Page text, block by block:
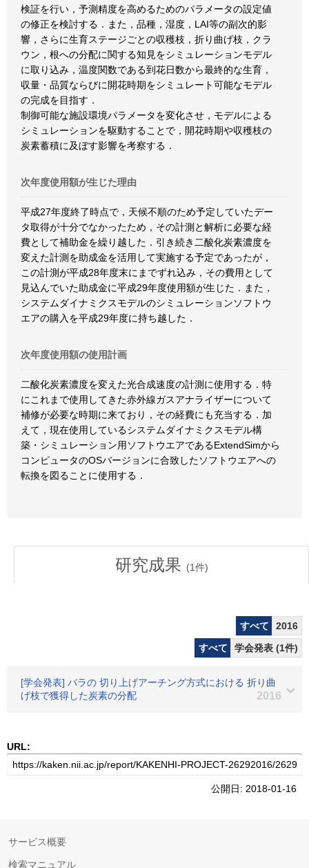
検証を行い，予測精度を高めるためのパラメータの設定値
の修正を検討する．また，品種，湿度，LAI等の副次的影
響，さらに生育ステージごとの収穫枝，折り曲げ枝，クラ
ウン，根への分配に関する知見をシミュレーションモデル
に取り込み，温度関数である到花日数から最終的な生育，
収量・品質ならびに開花時期をシミュレート可能なモデル
の完成を目指す．
制御可能な施設環境パラメータを変化させ，モデルによる
シミュレーションを駆動することで，開花時期や収穫枝の
炭素蓄積に及ぼす影響を考察する．
次年度使用額が生じた理由
平成27年度終了時点で，天候不順のため予定していたデー
タ取得が十分でなかったため，その計測と解析に必要な経
費として補助金を繰り越した．引き続き二酸化炭素濃度を
変えた計測を助成金を活用して実施する予定であったが，
この計測が平成28年度末にまでずれ込み，その費用として
見込んでいた助成金に平成29年度使用額が生じた．また，
システムダイナミクスモデルのシミュレーションソフトウ
エアの購入を平成29年度に持ち越した．
次年度使用額の使用計画
二酸化炭素濃度を変えた光合成速度の計測に使用する．特
にこれまで使用してきた赤外線ガスアナライザーについて
補修が必要な時期に来ており，その経費にも充当する．加
えて，現在使用しているシステムダイナミクスモデル構
築・シミュレーション用ソフトウエアであるExtendSimから
コンピュータのOSバージョンに合致したソフトウエアへの
転換を図ることに使用する．
研究成果 (1件)
すべて
2016
すべて
学会発表 (1件)
[学会発表] バラの 切り上げアーチング方式における 折り曲
げ枝で獲得した炭素の分配
2016
URL:
公開日: 2018-01-16
サービス概要
検索マニュアル